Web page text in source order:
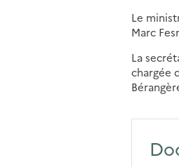
Le
Marc
La
chargée